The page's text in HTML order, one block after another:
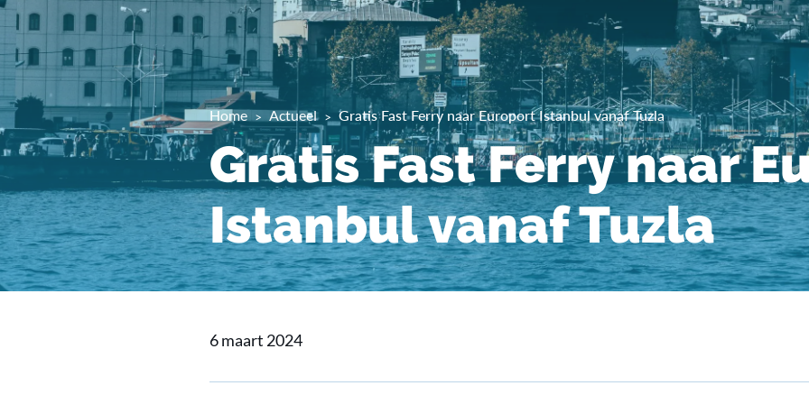
Home Actueel Gratis Fast Ferry naar Europort Istanbul vanaf Tuzla
Gratis Fast Ferry naar
Istanbul vanaf Tuzla
6 maart 2024